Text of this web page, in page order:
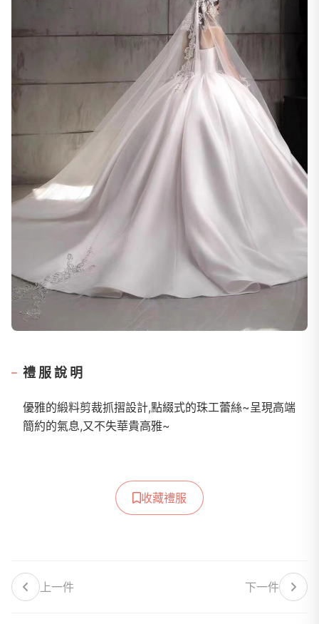
禮服說明
優雅的緞料剪裁抓摺設計,點綴式的珠工蕾絲~呈現高端
簡約的氣息,又不失華貴高雅~
收藏禮服
上一件 下一件